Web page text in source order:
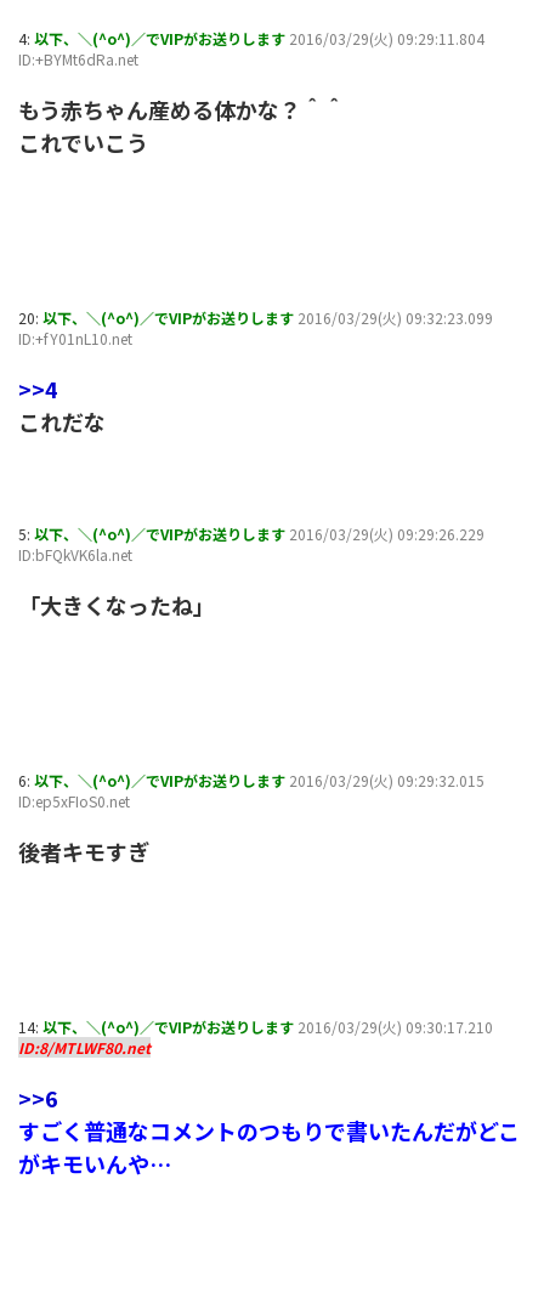
4: 以下、＼(^o^)／でVIPがお送りします 2016/03/29(火) 09:29:11.804
ID:+BYMt6dRa.net
もう赤ちゃん産める体かな？＾＾
これでいこう
20: 以下、＼(^o^)／でVIPがお送りします 2016/03/29(火) 09:32:23.099
ID:+fY01nL10.net
>>4
これだな
5: 以下、＼(^o^)／でVIPがお送りします 2016/03/29(火) 09:29:26.229
ID:bFQkVK6la.net
「大きくなったね」
6: 以下、＼(^o^)／でVIPがお送りします 2016/03/29(火) 09:29:32.015
ID:ep5xFIoS0.net
後者キモすぎ
14: 以下、＼(^o^)／でVIPがお送りします 2016/03/29(火) 09:30:17.210
ID:8/MTLWF80.net
>>6
すごく普通なコメントのつもりで書いたんだがどこ
がキモいんや…